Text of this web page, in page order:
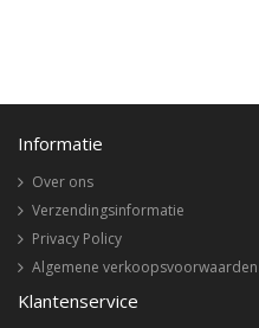
Informatie
Over ons
Verzendingsinformatie
Privacy Policy
Algemene verkoopsvoorwaarden
Klantenservice